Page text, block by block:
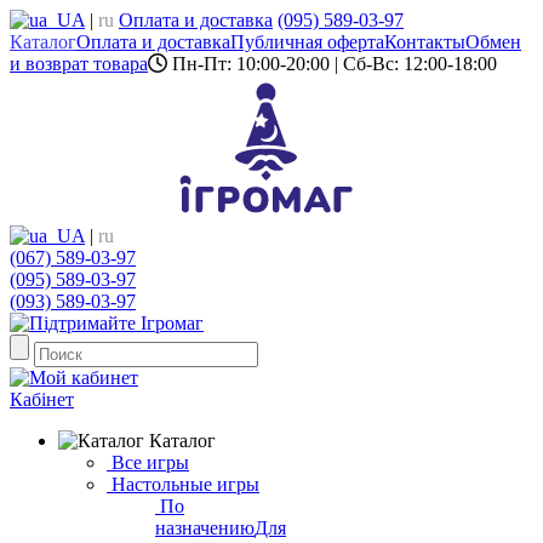
UA | ru Оплата и доставка (095) 589-03-97
КаталогОплата и доставкаПубличная офертаКонтактыОбмен
и возврат товара
Пн-Пт: 10:00-20:00 | Сб-Вс: 12:00-18:00
UA | ru
(067) 589-03-97
(095) 589-03-97
(093) 589-03-97
Кабінет
Каталог
Все игры
Настольные игры
По
назначениюДля